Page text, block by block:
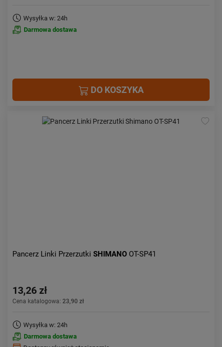
Wysyłka w: 24h
Darmowa dostawa
DO KOSZYKA
Pancerz Linki Przerzutki SHIMANO OT-SP41
13,26 zł
Cena katalogowa: 23,90 zł
Wysyłka w: 24h
Darmowa dostawa